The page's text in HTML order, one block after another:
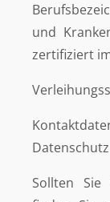
und
zertifiziert
Datenschutz
Sollten Sie